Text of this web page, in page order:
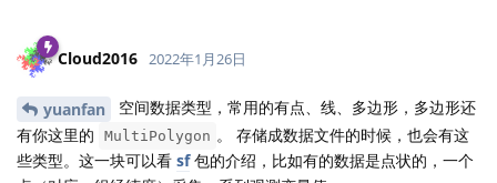
Cloud2016 2022年1月26日
yuanfan
空间数据类型，常用的有点、线、多边形，多边形还
有你这里的
MultiPolygon 。 存储成数据文件的时候，也会有这
些类型。这一块可以看 sf包的介绍，比如有的数据是点状的，一个